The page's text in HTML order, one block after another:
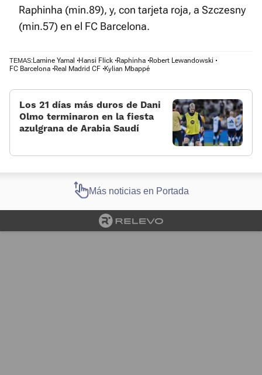
Raphinha (min.89), y, con tarjeta roja, a Szczesny
(min.57) en el FC Barcelona.
TEMAS: Lamine Yamal Hansi Flick Raphinha Robert Lewandowski
FC Barcelona Real Madrid CF Kylian Mbappé
Los 21 días más duros de Dani
Olmo terminaron en la fiesta
azulgrana de Arabia Saudí
Más noticias en Portada